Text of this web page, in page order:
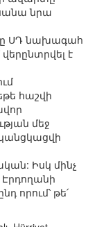
նրա
ՍԴ նախագահ
է
հաշվի
մեջ
Իսկ մինչ
Էրդողանի
որում՝ թե՛